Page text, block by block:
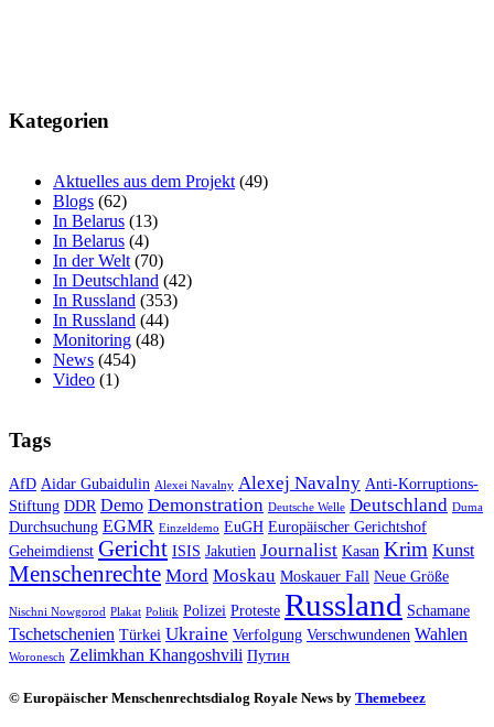
Kategorien
Aktuelles aus dem Projekt (49)
Blogs (62)
In Belarus (13)
In Belarus (4)
In der Welt (70)
In Deutschland (42)
In Russland (353)
In Russland (44)
Monitoring (48)
News (454)
Video (1)
Tags
AfD Aidar Gubaidulin Alexei Navalny Alexej Navalny Anti-Korruptions-
Stiftung DDR Demo Demonstration Deutsche Welle Deutschland Duma
Durchsuchung EGMR Einzeldemo EuGH Europäischer Gerichtshof
Geheimdienst Gericht ISIS Jakutien Journalist Kasan Krim Kunst
Menschenrechte Mord Moskau Moskauer Fall Neue Größe
Nischni Nowgorod Plakat Politik Polizei Proteste Russland Schamane
Tschetschenien Türkei Ukraine Verfolgung Verschwundenen Wahlen
Woronesch Zelimkhan Khangoshvili Путин
© Europäischer Menschenrechtsdialog Royale News by Themebeez